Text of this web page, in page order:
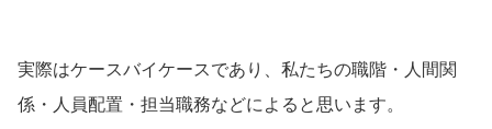
実際はケースバイケースであり、私たちの職階・人間関
係・人員配置・担当職務などによると思います。